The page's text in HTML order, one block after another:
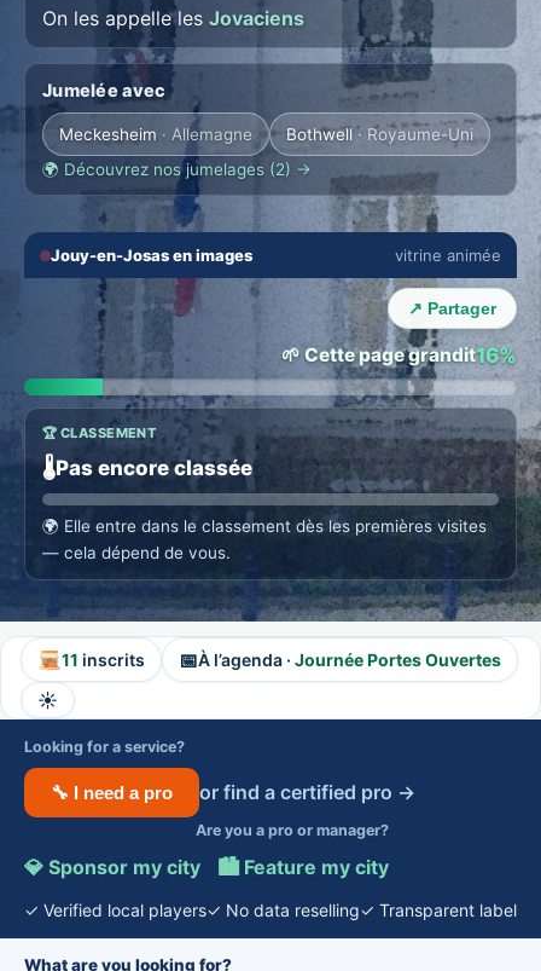
On les appelle les Jovaciens
Jumelée avec
Meckesheim · Allemagne Bothwell· Royaume-Uni
🌍 Découvrez nos jumelages (2) →
Jouy-en-Josas en images vitrine animée
💬 THE TOWN LOUNGE
Talk with Jouy-en-Josas locals
Everyone in their language · auto translation →
‹ ›
🔇 ⛶
↗ Partager
🌱 Cette page grandit16%
🏆 CLASSEMENT
🌡️Pas encore classée
🌍 Elle entre dans le classement dès les premières visites
— cela dépend de vous.
11 inscrits 📅À l’agenda · Journée Portes Ouvertes
☀️
Looking for a service?
🔧 I need a pro or find a certified pro →
Are you a pro or manager?
💎 Sponsor my city · 🏙️ Feature my city
✓ Verified local players✓ No data reselling✓ Transparent label
What are you looking for?